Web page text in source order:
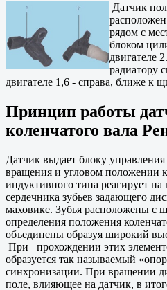
Датчик
расположен
рядом с
блоком
двигателе
радиатору
двигателе 1,6 - справа, ближе к
Принцип работы
коленчатого вала
Датчик выдает блоку
вращения и угловом положении
индуктивного типа реагирует
сердечника зубьев задающего
маховике. Зубья расположены с
определения положения
объединены образуя широкий
При прохождении этих
образуется так называемый
синхронизации. При вращении
поле, влияющее на датчик, в